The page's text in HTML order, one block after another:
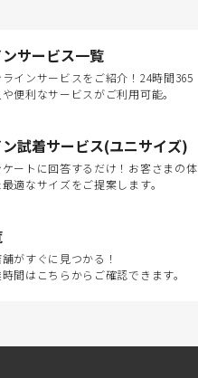
サービス一覧
インサービスをご紹介！24時間365
便利なサービスがご利用可能。
試着サービス(ユニサイズ)
ートに回答するだけ！お客さまの体
適なサイズをご提案します。
がすぐに見つかる！
間はこちらからご確認できます。